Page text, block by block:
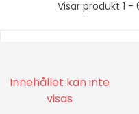
Visar produkt 1 -
Innehållet kan inte
visas